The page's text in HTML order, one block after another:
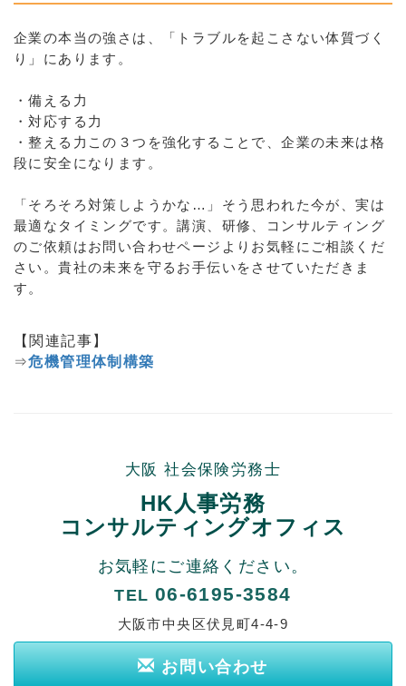
企業の本当の強さは、「トラブルを起こさない体質づく
り」にあります。
・備える力
・対応する力
・整える力この３つを強化することで、企業の未来は格
段に安全になります。
「そろそろ対策しようかな…」そう思われた今が、実は
最適なタイミングです。講演、研修、コンサルティング
のご依頼はお問い合わせページよりお気軽にご相談くだ
さい。貴社の未来を守るお手伝いをさせていただきま
す。
【関連記事】
⇒危機管理体制構築
大阪 社会保険労務士
HK人事労務
コンサルティングオフィス
お気軽にご連絡ください。
TEL 06-6195-3584
大阪市中央区伏見町4-4-9
お問い合わせ